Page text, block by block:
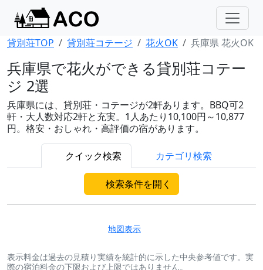
貸別荘TOP 貸別荘コテージ 花火OK 兵庫県 花火OK
兵庫県で花火ができる貸別荘コテー
ジ 2選
兵庫県には、貸別荘・コテージが2軒あります。BBQ可2
軒・大人数対応2軒と充実。1人あたり10,100円～10,877
円。格安・おしゃれ・高評価の宿があります。
クイック検索 カテゴリ検索
検索条件を開く
地図表示
表示料金は過去の見積り実績を統計的に示した中央参考値です。実
際の宿泊料金の下限および上限ではありません。